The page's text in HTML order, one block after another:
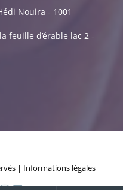
Nouira - 1001
feuille d’érable lac 2 -
| Informations légales